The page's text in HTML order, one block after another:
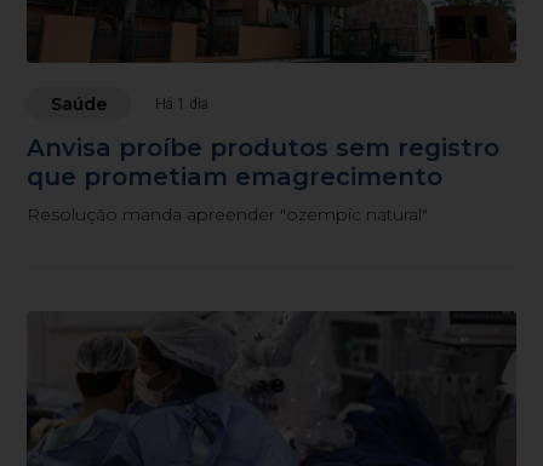
Saúde Há 1 dia
Anvisa proíbe produtos sem registro
que prometiam emagrecimento
Resolução manda apreender "ozempic natural"